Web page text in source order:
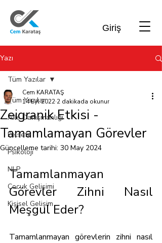
Giriş
Yazı
Tüm Yazılar
Aile Danışmanlığı
Felsefe
Psikoloji
NLP
Çocuk Gelişimi
Kişisel Gelişim
Tüm Yazılar
Zeigranik Etkisi -
Tamamlamayan Görevler
Cem KARATAŞ
14 Eyl 20222 dakikada okunur
Güncelleme tarihi: 30 May 2024
Tamamlanmayan
Görevler Zihni Nasıl
Meşgul Eder?
Tamamlanmayan görevlerin zihni nasıl